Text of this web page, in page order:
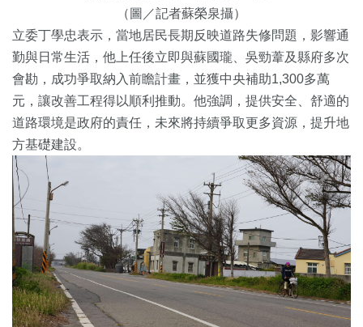
（圖／記者蘇榮泉攝）
立委丁學忠表示，當地居民長期反映道路失修問題，影響通
勤與日常生活，他上任後立即與蘇國瓏、吳勁葦及縣府多次
會勘，成功爭取納入前瞻計畫，並獲中央補助1,300多萬
元，讓改善工程得以順利推動。他強調，提供安全、舒適的
道路環境是政府的責任，未來將持續爭取更多資源，提升地
方基礎建設。